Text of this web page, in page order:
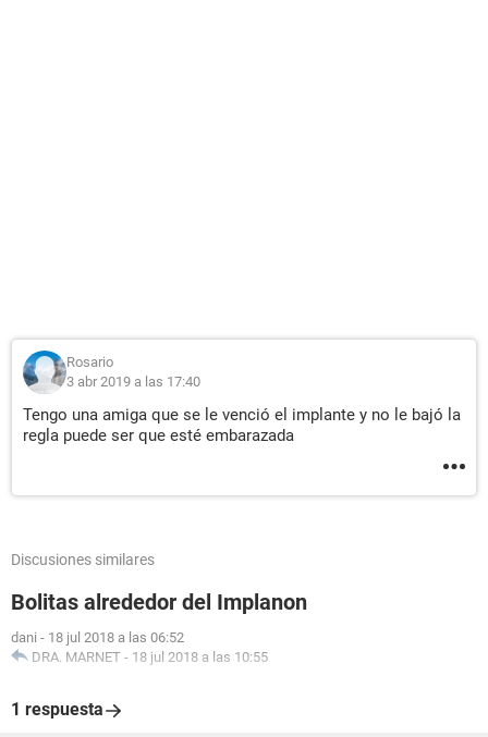
Rosario
3 abr 2019 a las 17:40
Tengo una amiga que se le venció el implante y no le bajó la
regla puede ser que esté embarazada
Discusiones similares
Bolitas alrededor del Implanon
dani - 18 jul 2018 a las 06:52
DRA. MARNET - 18 jul 2018 a las 10:55
1 respuesta